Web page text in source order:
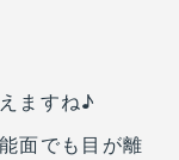
ますね♪
面でも目が離